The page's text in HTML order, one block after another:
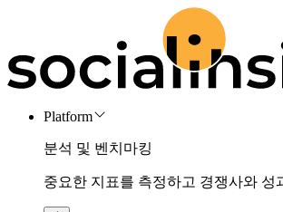
Platform
분석 및 벤치마킹
중요한 지표를 측정하고 경쟁사와 성